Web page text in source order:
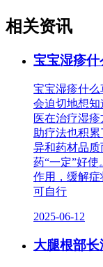
相关资讯
宝宝湿疹
宝宝湿疹什
会迫切地想知
医在治疗湿
助疗法也积
异和药材品
药“一定”好
作用，缓解
可自行
2025-06-12
大腿根部